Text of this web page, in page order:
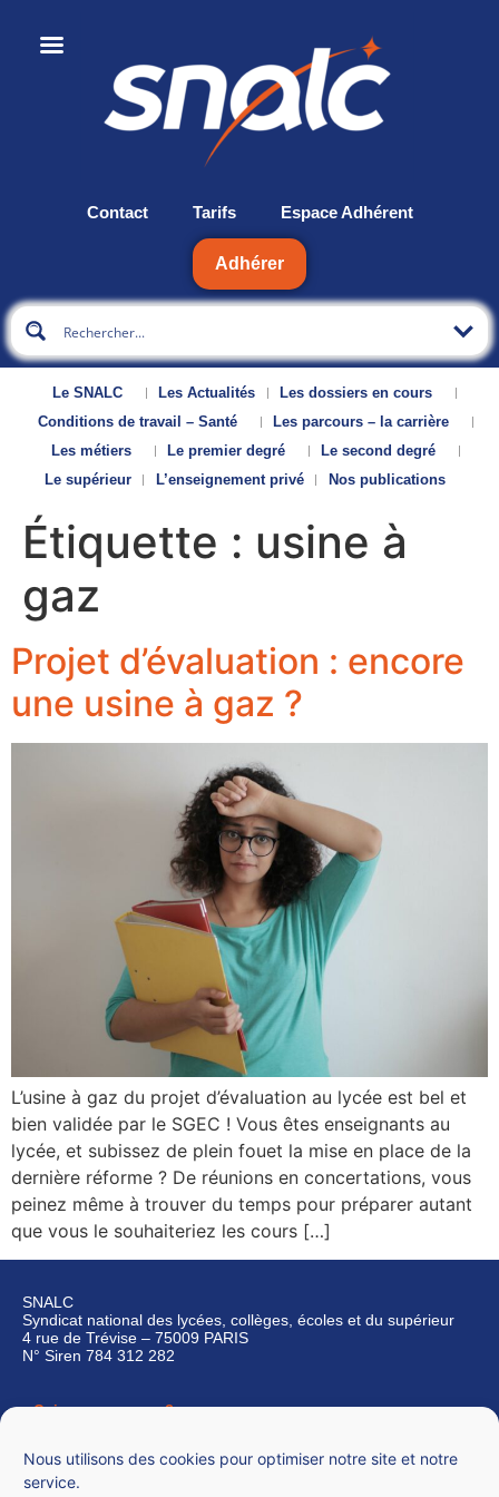
Nous utilisons des cookies pour optimiser notre site et notre
service.
Contact Tarifs Espace Adhérent
Adhérer
Le SNALC Les Actualités
Les dossiers en cours
Conditions de travail – Santé
Les parcours – la carrière
Les métiers
Le premier degré
Le second degré
Le supérieur
L’enseignement privé Nos publications
Étiquette : usine à
gaz
Projet d’évaluation : encore
une usine à gaz ?
L’usine à gaz du projet d’évaluation au lycée est bel et
bien validée par le SGEC ! Vous êtes enseignants au
lycée, et subissez de plein fouet la mise en place de la
dernière réforme ? De réunions en concertations, vous
peinez même à trouver du temps pour préparer autant
que vous le souhaiteriez les cours […]
SNALC
Syndicat national des lycées, collèges, écoles et du supérieur
4 rue de Trévise – 75009 PARIS
N° Siren 784 312 282
Qui sommes-nous ?